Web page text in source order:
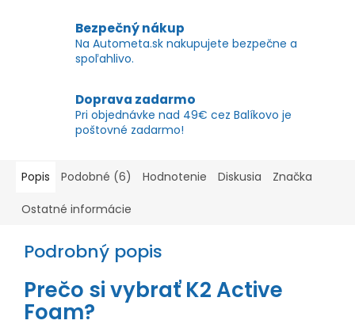
Bezpečný nákup
Na Autometa.sk nakupujete bezpečne a
spoľahlivo.
Doprava zadarmo
Pri objednávke nad 49€ cez Balíkovo je
poštovné zadarmo!
Popis Podobné (6) Hodnotenie Diskusia Značka
Ostatné informácie
Podrobný popis
Prečo si vybrať K2 Active
Foam?